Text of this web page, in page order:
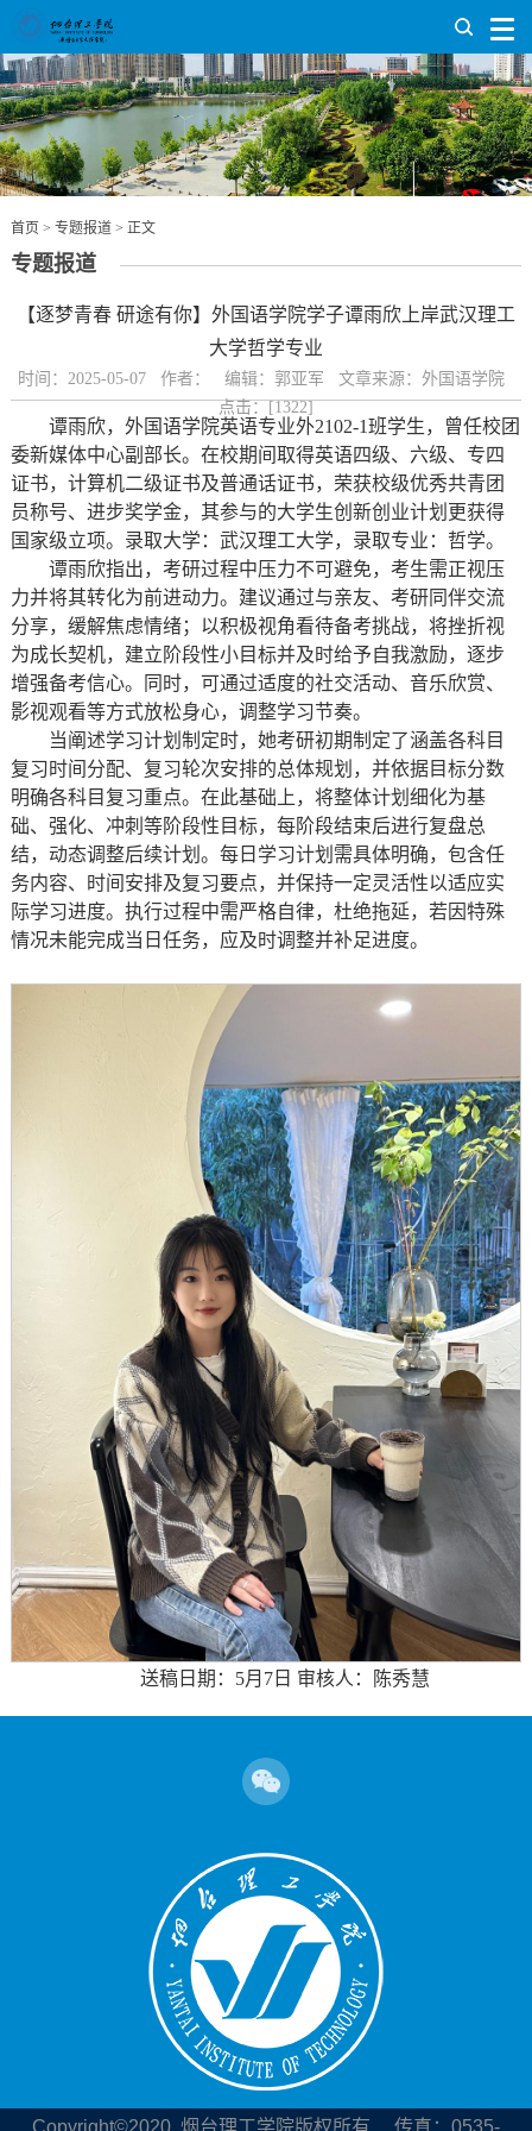
首页 >专题报道 > 正文
专题报道
【逐梦青春 研途有你】外国语学院学子谭雨欣上岸武汉理工
大学哲学专业
时间：2025-05-07 作者： 编辑：郭亚军 文章来源：外国语学院
点击：[1322]
谭雨欣，外国语学院英语专业外2102-1班学生，曾任校团
委新媒体中心副部长。在校期间取得英语四级、六级、专四
证书，计算机二级证书及普通话证书，荣获校级优秀共青团
员称号、进步奖学金，其参与的大学生创新创业计划更获得
国家级立项。录取大学：武汉理工大学，录取专业：哲学。
谭雨欣指出，考研过程中压力不可避免，考生需正视压
力并将其转化为前进动力。建议通过与亲友、考研同伴交流
分享，缓解焦虑情绪；以积极视角看待备考挑战，将挫折视
为成长契机，建立阶段性小目标并及时给予自我激励，逐步
增强备考信心。同时，可通过适度的社交活动、音乐欣赏、
影视观看等方式放松身心，调整学习节奏。
当阐述学习计划制定时，她考研初期制定了涵盖各科目
复习时间分配、复习轮次安排的总体规划，并依据目标分数
明确各科目复习重点。在此基础上，将整体计划细化为基
础、强化、冲刺等阶段性目标，每阶段结束后进行复盘总
结，动态调整后续计划。每日学习计划需具体明确，包含任
务内容、时间安排及复习要点，并保持一定灵活性以适应实
际学习进度。执行过程中需严格自律，杜绝拖延，若因特殊
情况未能完成当日任务，应及时调整并补足进度。
送稿日期：5月7日 审核人：陈秀慧